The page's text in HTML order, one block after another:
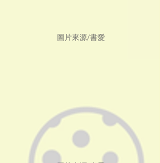
圖片來源/書愛